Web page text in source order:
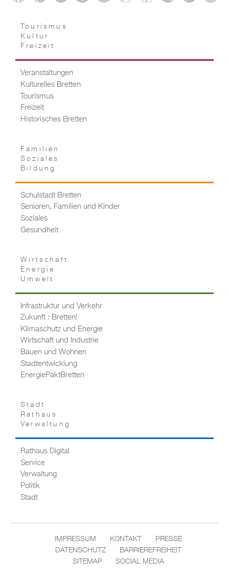
Tourismus
Kultur
Freizeit
Veranstaltungen
Kulturelles Bretten
Tourismus
Freizeit
Historisches Bretten
Familien
Soziales
Bildung
Schulstadt Bretten
Senioren, Familien und Kinder
Soziales
Gesundheit
Wirtschaft
Energie
Umwelt
Infrastruktur und Verkehr
Zukunft : Bretten!
Klimaschutz und Energie
Wirtschaft und Industrie
Bauen und Wohnen
Stadtentwicklung
EnergiePaktBretten
Stadt
Rathaus
Verwaltung
Rathaus Digital
Service
Verwaltung
Politik
Stadt
IMPRESSUM KONTAKT
PRESSE
DATENSCHUTZ
BARRIEREFREIHEIT
SITEMAP
SOCIAL MEDIA